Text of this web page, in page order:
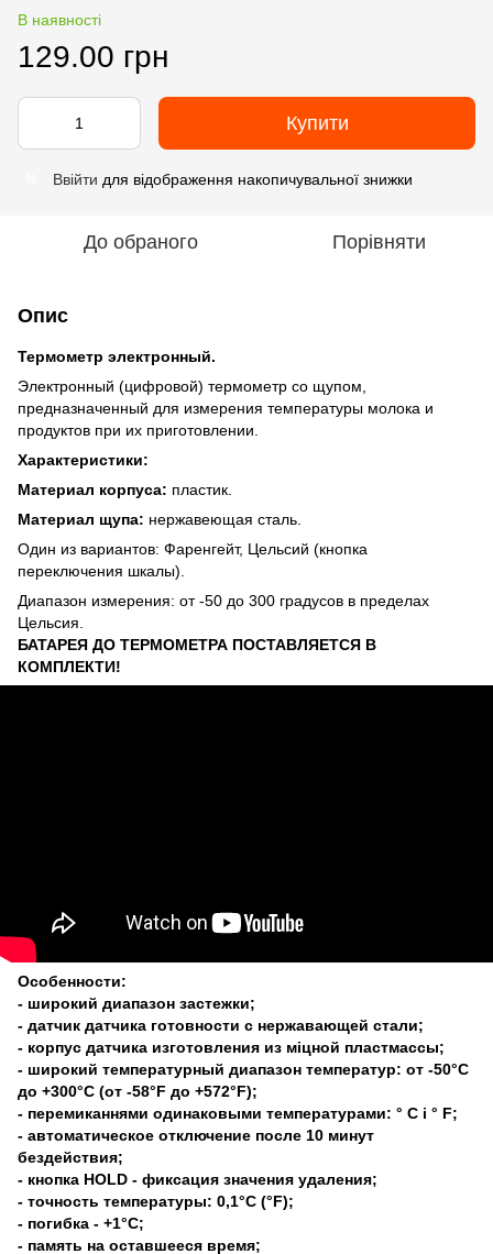
В наявності
129.00 грн
Купити
Ввійти для відображення накопичувальної знижки
До обраного Порівняти
Опис
Термометр электронный.
Электронный (цифровой) термометр со щупом,
предназначенный для измерения температуры молока и
продуктов при их приготовлении.
Характеристики:
Материал корпуса: пластик.
Материал щупа: нержавеющая сталь.
Один из вариантов: Фаренгейт, Цельсий (кнопка
переключения шкалы).
Диапазон измерения: от -50 до 300 градусов в пределах
Цельсия.
БАТАРЕЯ ДО ТЕРМОМЕТРА ПОСТАВЛЯЕТСЯ В
КОМПЛЕКТИ!
Особенности:
- широкий диапазон застежки;
- датчик датчика готовности с нержавающей стали;
- корпус датчика изготовления из міцной пластмассы;
- широкий температурный диапазон температур: от -50°C
до +300°C (от -58°F до +572°F);
- перемиканнями одинаковыми температурами: ° C і ° F;
- автоматическое отключение после 10 минут
бездействия;
- кнопка HOLD - фиксация значения удаления;
- точность температуры: 0,1°С (°F);
- погибка - +1°С;
- память на оставшееся время;